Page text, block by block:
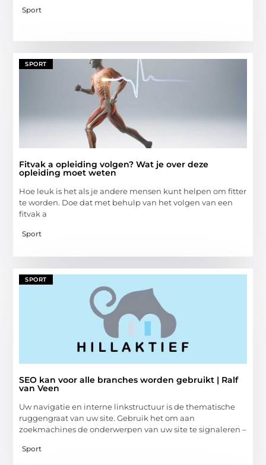
Sport
SPORT
Fitvak a opleiding volgen? Wat je over deze
opleiding moet weten
Hoe leuk is het als je andere mensen kunt helpen om fitter
te worden. Doe dat met behulp van het volgen van een
fitvak a
Sport
SPORT
SEO kan voor alle branches worden gebruikt | Ralf
van Veen
Uw navigatie en interne linkstructuur is de thematische
ruggengraat van uw site. Gebruik het om aan
zoekmachines de onderwerpen van uw site te signaleren –
Sport